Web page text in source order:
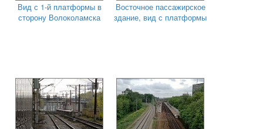
Вид с 1-й платформы в
сторону Волоколамска
Восточное пассажирское
здание, вид с платформы